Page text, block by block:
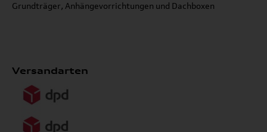
Grundträger, Anhängevorrichtungen und Dachboxen
Versandarten